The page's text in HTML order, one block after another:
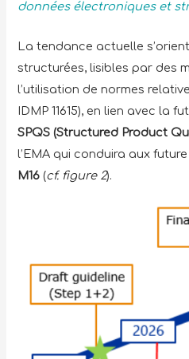
données électroniques et
La tendance actuelle
structurées, lisibles par des
l’utilisation de normes
IDMP 11615), en lien avec la
SPQS (Structured Product
l’EMA qui conduira aux
M16 (cf. figure 2).